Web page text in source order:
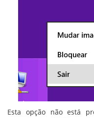
Esta opção não está